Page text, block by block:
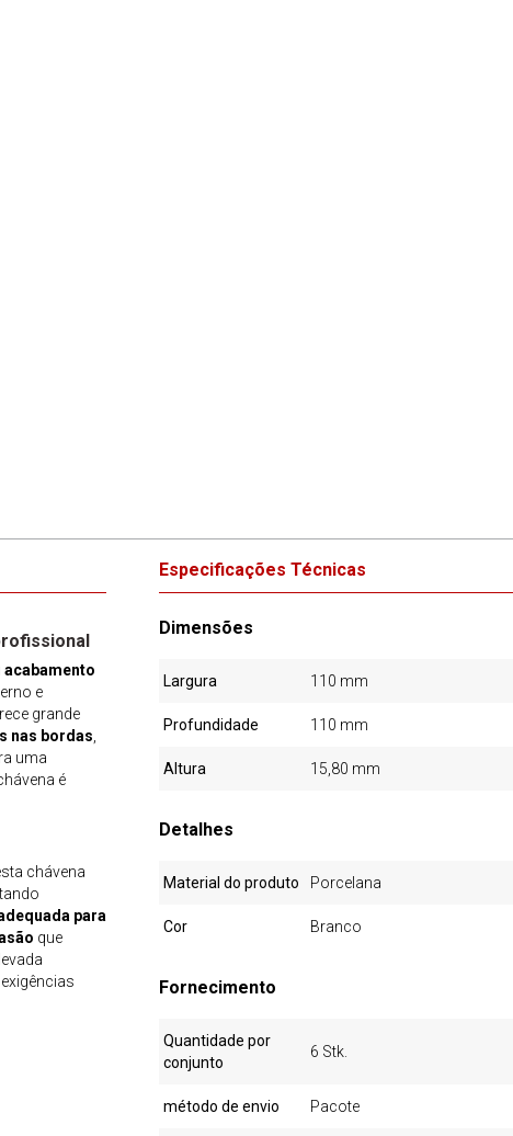
acabamento
e
grande
nas bordas
uma
é
chávena
para
que
Especificações Técnicas
Dimensões
Largura 110 mm
Profundidade 110 mm
Altura 15,80 mm
Detalhes
Material do produto Porcelana
Cor Branco
Fornecimento
Quantidade por
conjunto
6 Stk.
método de envio Pacote